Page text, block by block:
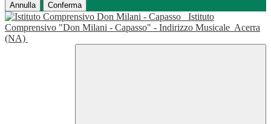
Annulla Conferma
Istituto
Comprensivo "Don Milani - Capasso" - Indirizzo Musicale Acerra
(NA)